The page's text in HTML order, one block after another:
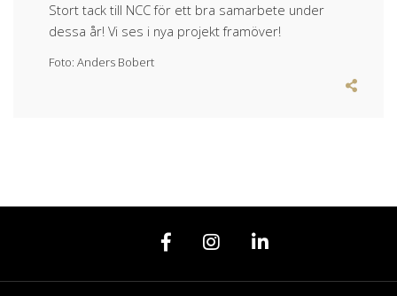
Stort tack till NCC för ett bra samarbete under
dessa år! Vi ses i nya projekt framöver!
Foto: Anders Bobert